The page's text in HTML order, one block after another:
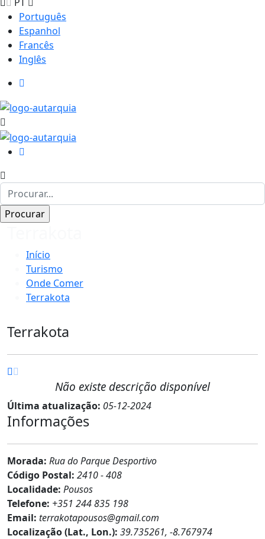
PT
Português
Espanhol
Francês
Inglês
Início
Turismo
Onde Comer
Terrakota
Terrakota
Não existe descrição disponível
Última atualização: 05-12-2024
Informações
Morada: Rua do Parque Desportivo
Código Postal: 2410 - 408
Localidade: Pousos
Telefone: +351 244 835 198
Email: terrakotapousos@gmail.com
Localização (Lat., Lon.): 39.735261, -8.767974